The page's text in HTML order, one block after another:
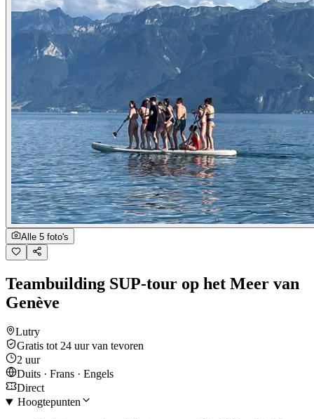
Alle 5 foto's
Teambuilding SUP-tour op het Meer van
Genève
Lutry
Gratis tot 24 uur van tevoren
2 uur
Duits · Frans · Engels
Direct
Hoogtepunten